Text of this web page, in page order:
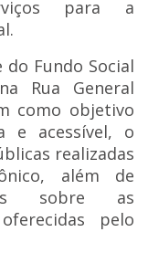
para a
do Fundo Social
Rua General
como objetivo
e acessível, o
realizadas
além de
sobre as
pelo